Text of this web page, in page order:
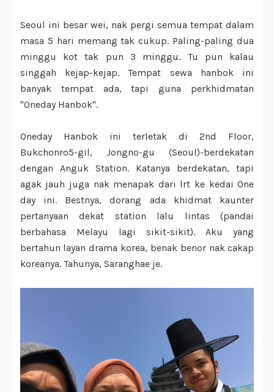
Seoul ini besar wei, nak pergi semua tempat dalam
masa 5 hari memang tak cukup. Paling-paling dua
minggu kot tak pun 3 minggu. Tu pun kalau
singgah kejap-kejap. Tempat sewa hanbok ini
banyak tempat ada, tapi guna perkhidmatan
"Oneday Hanbok".
Oneday Hanbok ini terletak di 2nd Floor,
Bukchonro5-gil, Jongno-gu (Seoul)-berdekatan
dengan Anguk Station. Katanya berdekatan, tapi
agak jauh juga nak menapak dari lrt ke kedai One
day ini. Bestnya, dorang ada khidmat kaunter
pertanyaan dekat station lalu lintas (pandai
berbahasa Melayu lagi sikit-sikit). Aku yang
bertahun layan drama korea, benak benor nak cakap
koreanya. Tahunya, Saranghae je.